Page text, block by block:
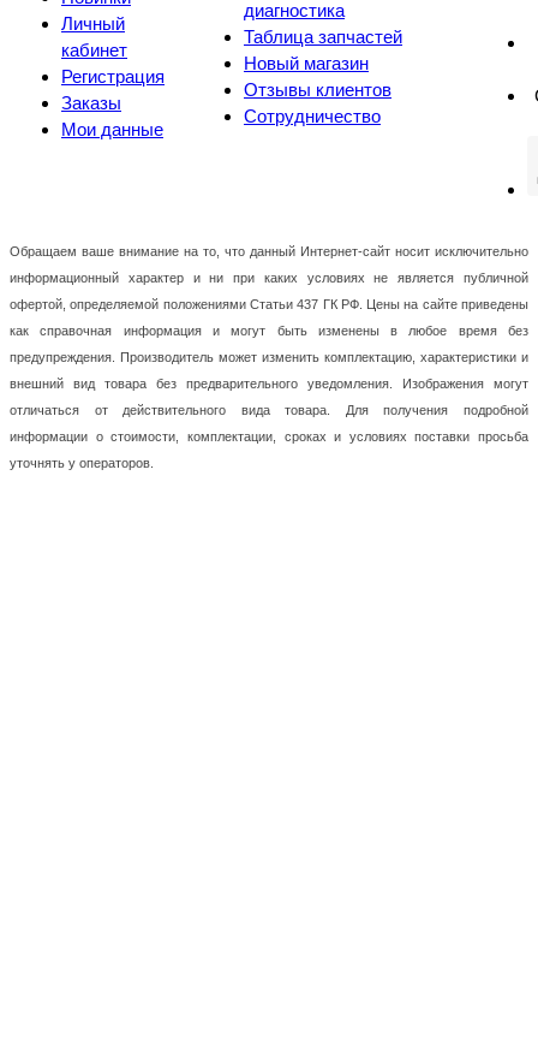
Личный
кабинет
Регистрация
Заказы
Мои данные
диагностика
Таблица запчастей
Новый магазин
Отзывы клиентов
Сотрудничество
Обращаем ваше внимание на то, что данный Интернет-сайт носит исключительно
информационный характер и ни при каких условиях не является публичной
офертой, определяемой положениями Статьи 437 ГК РФ. Цены на сайте приведены
как справочная информация и могут быть изменены в любое время без
предупреждения. Производитель может изменить комплектацию, характеристики и
внешний вид товара без предварительного уведомления. Изображения могут
отличаться от действительного вида товара. Для получения подробной
информации о стоимости, комплектации, сроках и условиях поставки просьба
уточнять у операторов.